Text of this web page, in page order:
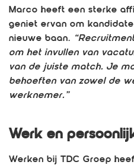
Marco heeft een sterke
geniet ervan om
nieuwe baan.
om het invullen van
van de juiste match. Je
behoeften van zowel de
werknemer.”
Werk en
Werken bij TDC Groep